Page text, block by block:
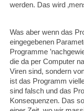
werden. Das wird
Was aber wenn das
eingegebenen
Programme
die da per Computer
Viren sind, sondern
ist das Programm
sind falsch und das
Konsequenzen. Das